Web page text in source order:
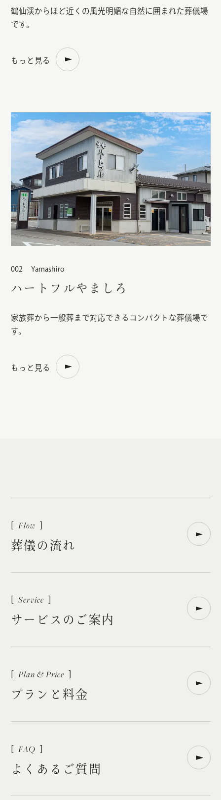
鶴仙渓からほど近くの風光明媚な自然に囲まれた葬儀場
です。
もっと見る
Yamashiro
ハートフルやましろ
家族葬から一般葬まで対応できるコンパクトな葬儀場で
す。
もっと見る
葬儀 の 流 れ
サ ー ビ ス の ご 案 内
プ ラ ン と 料金
よ く あ る ご 質 問